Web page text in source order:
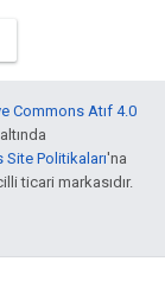
Commons Atıf 4.0
altında
Politikaları'na
ticari markasıdır.